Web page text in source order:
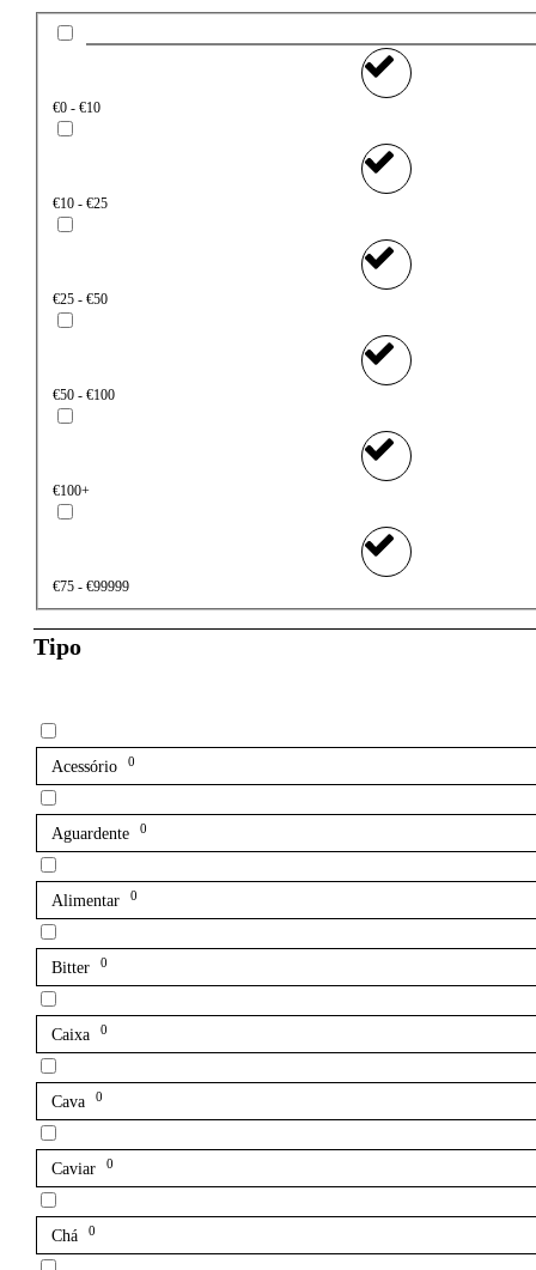
€0 - €10
€10 - €25
€25 - €50
€50 - €100
€100+
€75 - €99999
Tipo
Acessório 0
Aguardente 0
Alimentar 0
Bitter 0
Caixa 0
Cava 0
Caviar 0
Chá 0